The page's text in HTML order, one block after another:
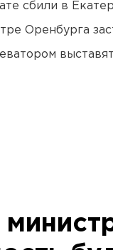
сбили в
Оренбурга